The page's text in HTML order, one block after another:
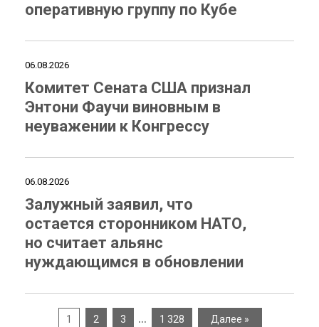
оперативную группу по Кубе
06.08.2026
Комитет Сената США признал
Энтони Фаучи виновным в
неуважении к Конгрессу
06.08.2026
Залужный заявил, что
остается сторонником НАТО,
но считает альянс
нуждающимся в обновлении
1 2 3 … 1 328 Далее »